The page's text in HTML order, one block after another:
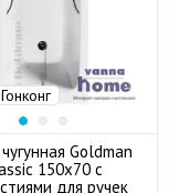
Goldman
150х70 с
для ручек